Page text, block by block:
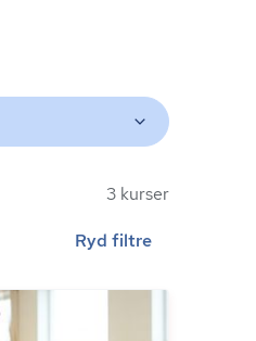
3 kurser
Ryd filtre